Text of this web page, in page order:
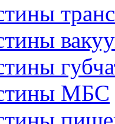
МБС